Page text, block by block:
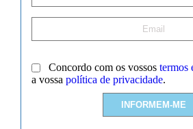
Concordo com os vossos termos
a vossa política de privacidade.